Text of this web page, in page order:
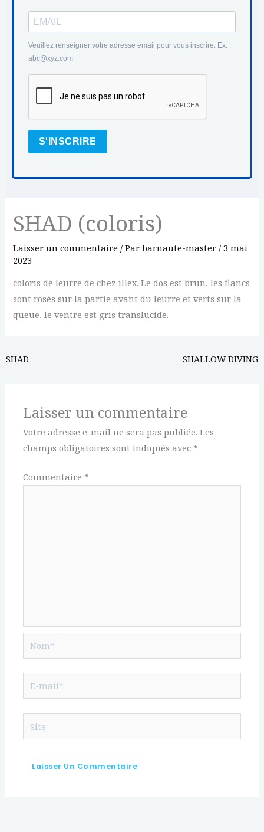
Veuillez renseigner votre adresse email pour vous inscrire. Ex. :
abc@xyz.com
S'INSCRIRE
SHAD (coloris)
Laisser un commentaire / Parbarnaute-master/3 mai
2023
coloris de leurre de chez illex. Le dos est brun, les flancs
sont rosés sur la partie avant du leurre et verts sur la
queue, le ventre est gris translucide.
SHAD SHALLOW DIVING
Laisser un commentaire
Votre adresse e-mail ne sera pas publiée. Les
champs obligatoires sont indiqués avec *
Commentaire *
mail*